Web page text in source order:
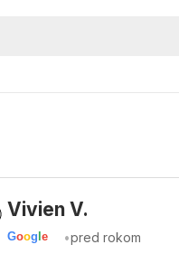
Vivien V.
Goog le •pred rokom